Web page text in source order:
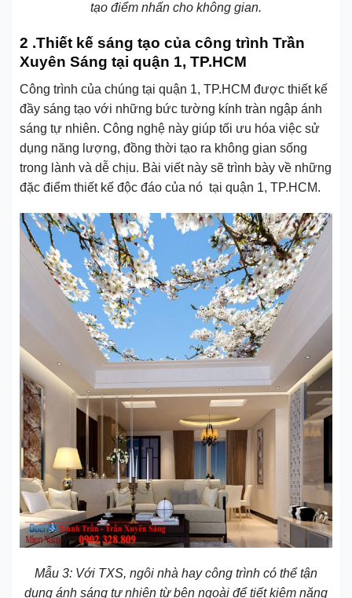
tạo điểm nhấn cho không gian.
2 .Thiết kế sáng tạo của công trình Trần
Xuyên Sáng tại quận 1, TP.HCM
Công trình của chúng tại quận 1, TP.HCM được thiết kế
đầy sáng tạo với những bức tường kính tràn ngập ánh
sáng tự nhiên. Công nghệ này giúp tối ưu hóa việc sử
dụng năng lượng, đồng thời tạo ra không gian sống
trong lành và dễ chịu. Bài viết này sẽ trình bày về những
đặc điểm thiết kế độc đáo của nó tại quận 1, TP.HCM.
Mẫu 3: Với TXS, ngôi nhà hay công trình có thể tận
dụng ánh sáng tự nhiên từ bên ngoài để tiết kiệm năng